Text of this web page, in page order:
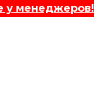
у менеджеров!